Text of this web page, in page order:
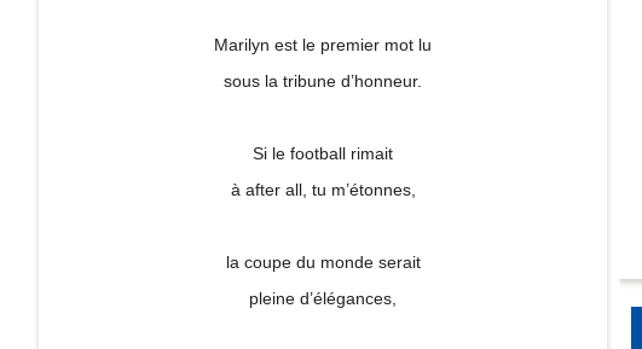
Marilyn est le premier mot lu
sous la tribune d’honneur.
Si le football rimait
à after all, tu m’étonnes,
la coupe du monde serait
pleine d’élégances,